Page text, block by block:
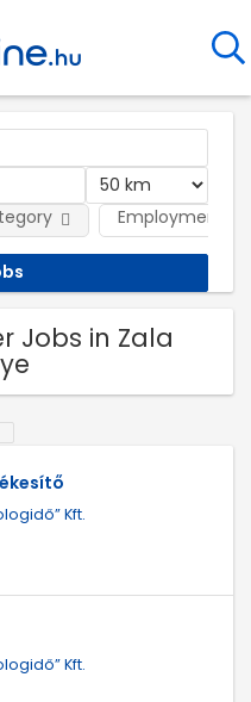
Employment
Jobs in Zala
Kft.
Kft.